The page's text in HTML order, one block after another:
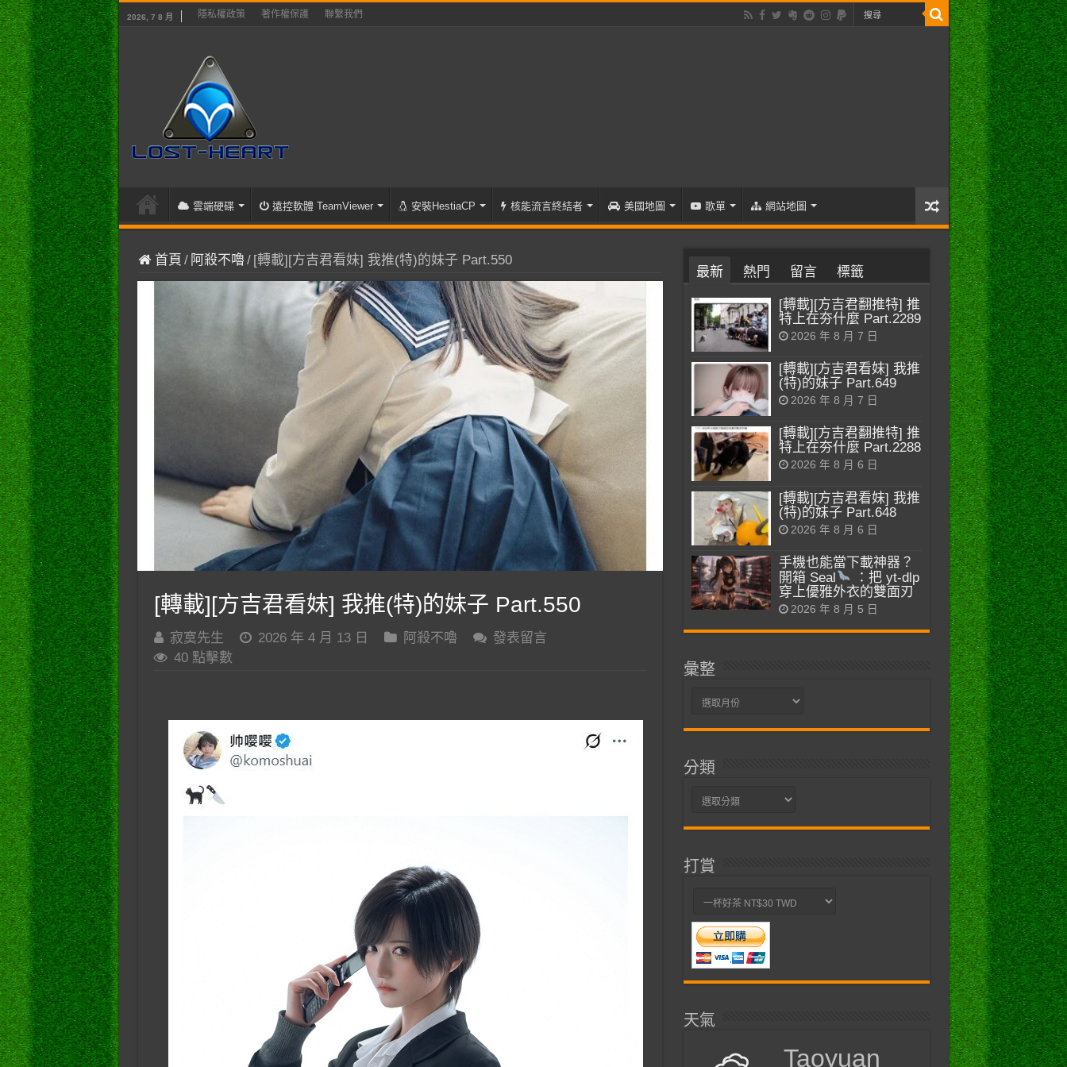
2026, 7 8 月 隱私權政策 著作權保護 聯繫我們
雲端硬碟 遠控軟體 TeamViewer 安裝HestiaCP 核能流言終結者 美國地圖 歌單 網站地圖
首頁 / 阿殺不嚕/ [轉載][方吉君看妹] 我推(特)的妹子 Part.550
[轉載][方吉君看妹] 我推(特)的妹子 Part.550
寂寞先生 2026 年 4 月 13 日 阿殺不嚕
發表留言
40 點擊數
最新 熱門 留言 標籤
[轉載][方吉君翻推特] 推
特上在夯什麼 Part.2289
2026 年 8 月 7 日
[轉載][方吉君看妹] 我推
(特)的妹子 Part.649
2026 年 8 月 7 日
[轉載][方吉君翻推特] 推
特上在夯什麼 Part.2288
2026 年 8 月 6 日
[轉載][方吉君看妹] 我推
(特)的妹子 Part.648
2026 年 8 月 6 日
手機也能當下載神器？
開箱 Seal
：把 yt-dlp
穿上優雅外衣的雙面刃
2026 年 8 月 5 日
彙整
彙
分類
分
打賞
天氣
Taoyuan